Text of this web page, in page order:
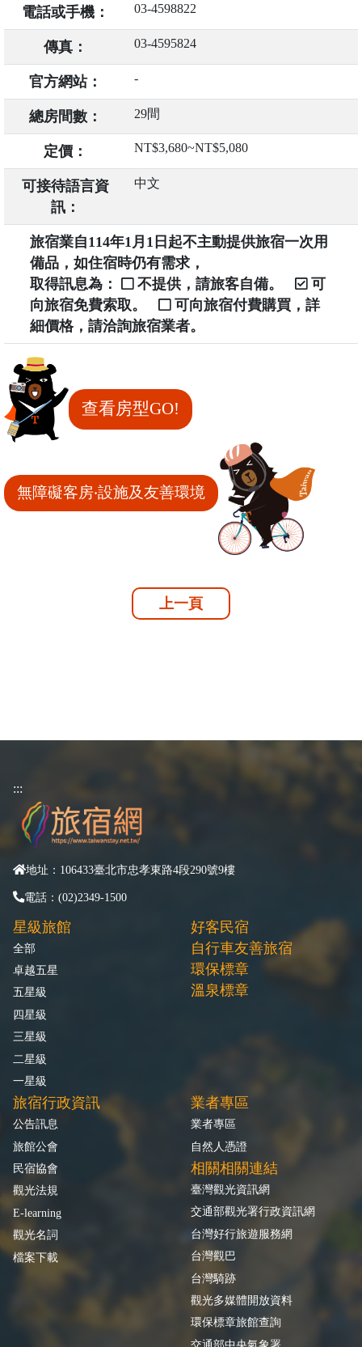
電話或手機： 03-4598822
傳真： 03-4595824
官方網站： -
總房間數： 29間
定價： NT$3,680~NT$5,080
可接待語言資
訊：
中文
旅宿業自114年1月1日起不主動提供旅宿一次用
備品，如住宿時仍有需求，
取得訊息為：
不提供，請旅客自備。
可
向旅宿免費索取。
可向旅宿付費購買，詳
細價格，請洽詢旅宿業者。
查看房型GO!
無障礙客房‧設施及友善環境
上一頁
:::
地址：106433臺北市忠孝東路4段290號9樓
電話：(02)2349-1500
星級旅館
全部
卓越五星
五星級
四星級
三星級
二星級
一星級
好客民宿
自行車友善旅宿
環保標章
溫泉標章
旅宿行政資訊
公告訊息
旅館公會
民宿協會
觀光法規
E-learning
觀光名詞
檔案下載
業者專區
業者專區
自然人憑證
相關相關連結
臺灣觀光資訊網
交通部觀光署行政資訊網
台灣好行旅遊服務網
台灣觀巴
台灣騎跡
觀光多媒體開放資料
環保標章旅館查詢
交通部中央氣象署